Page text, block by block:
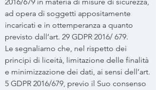
ad opera di soggetti appositamente
incaricati e in ottemperanza a quanto
previsto dall’art. 29 GDPR 2016/ 679.
Le segnaliamo che, nel rispetto dei
principi di liceità, limitazione delle finalità
e minimizzazione dei dati, ai sensi dell’art.
5 GDPR 2016/679, previo il Suo consenso